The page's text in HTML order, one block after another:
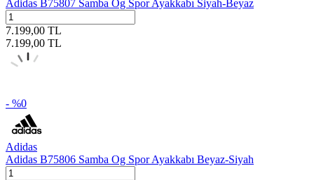
Adidas B75807 Samba Og Spor Ayakkabı Siyah-Beyaz
7.199,00 TL
7.199,00 TL
- %0
Adidas
Adidas B75806 Samba Og Spor Ayakkabı Beyaz-Siyah